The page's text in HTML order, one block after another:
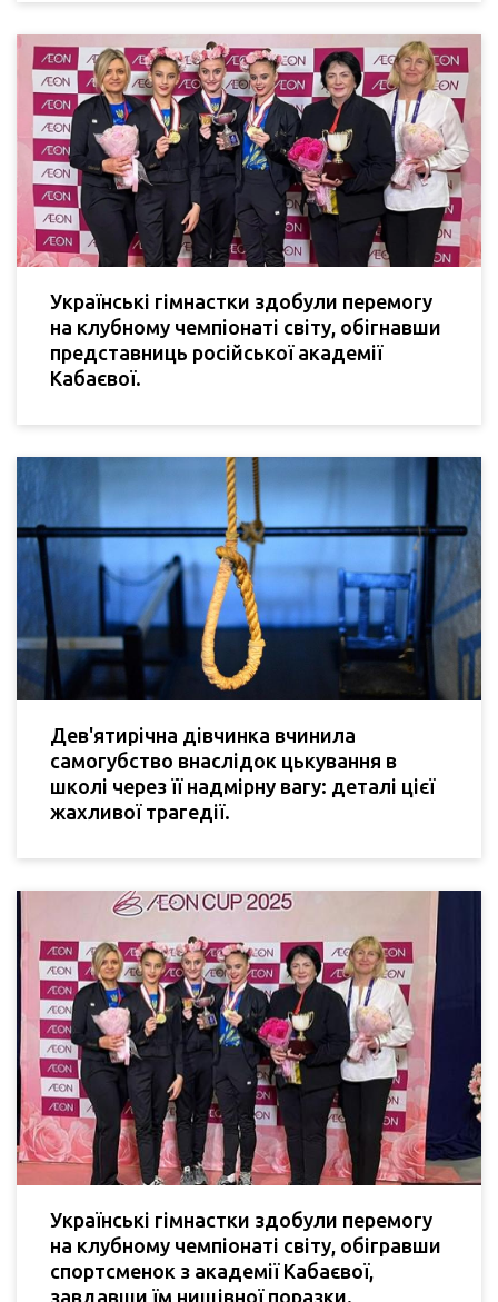
Українські гімнастки здобули перемогу
на клубному чемпіонаті світу, обігнавши
представниць російської академії
Кабаєвої.
Дев'ятирічна дівчинка вчинила
самогубство внаслідок цькування в
школі через її надмірну вагу: деталі цієї
жахливої трагедії.
Українські гімнастки здобули перемогу
на клубному чемпіонаті світу, обігравши
спортсменок з академії Кабаєвої,
завдавши їм нищівної поразки.